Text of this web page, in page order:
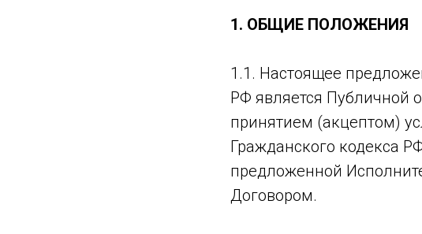
1. ОБЩИЕ ПОЛОЖЕНИЯ
1.1. Настоящее
РФ является Публичной
принятием (акцептом)
Гражданского кодекса
предложенной
Договором.